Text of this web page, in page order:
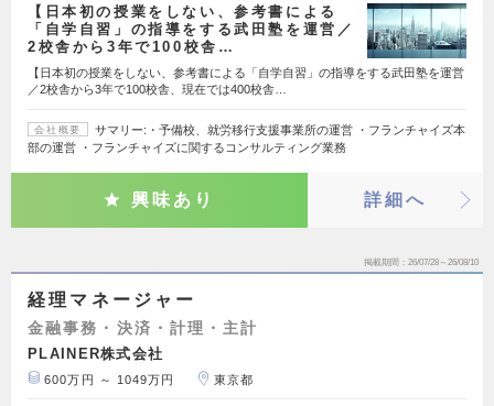
【日本初の授業をしない、参考書による
「自学自習」の指導をする武田塾を運営／
2校舎から3年で100校舎…
【日本初の授業をしない、参考書による「自学自習」の指導をする武田塾を運営
／2校舎から3年で100校舎、現在では400校舎…
会社概要
サマリー:・予備校、就労移行支援事業所の運営 ・フランチャイズ本
部の運営 ・フランチャイズに関するコンサルティング業務
興味あり 詳細へ
掲載期間 26/07/28～26/08/10
経理マネージャー
金融事務・決済・計理・主計
PLAINER株式会社
600万円 ～ 1049万円 東京都